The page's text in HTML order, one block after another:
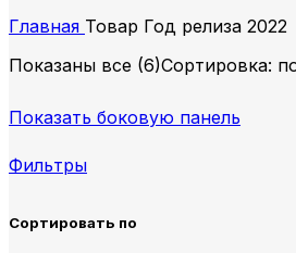
Главная Товар Год релиза 2022
Показаны все (6)Сортировка:
Показать боковую панель
Фильтры
Сортировать по